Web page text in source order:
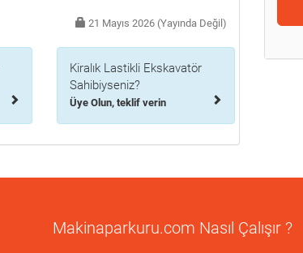
21 Mayıs 2026 (Yayında Değil)
Kiralık Lastikli Ekskavatör
Sahibiyseniz?
Üye Olun, teklif verin
Makinaparkuru.com Nasıl Çalışır ?